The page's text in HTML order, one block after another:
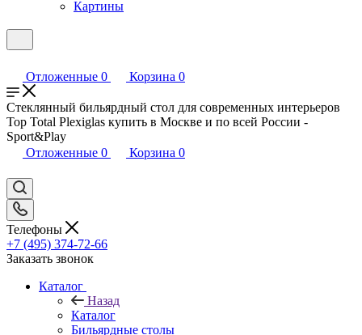
Картины
Отложенные 0 Корзина 0
Стеклянный бильярдный стол для современных интерьеров
Top Total Plexiglas купить в Москве и по всей России -
Sport&Play
Отложенные 0 Корзина 0
Телефоны
+7 (495) 374-72-66
Заказать звонок
Каталог
Назад
Каталог
Бильярдные столы